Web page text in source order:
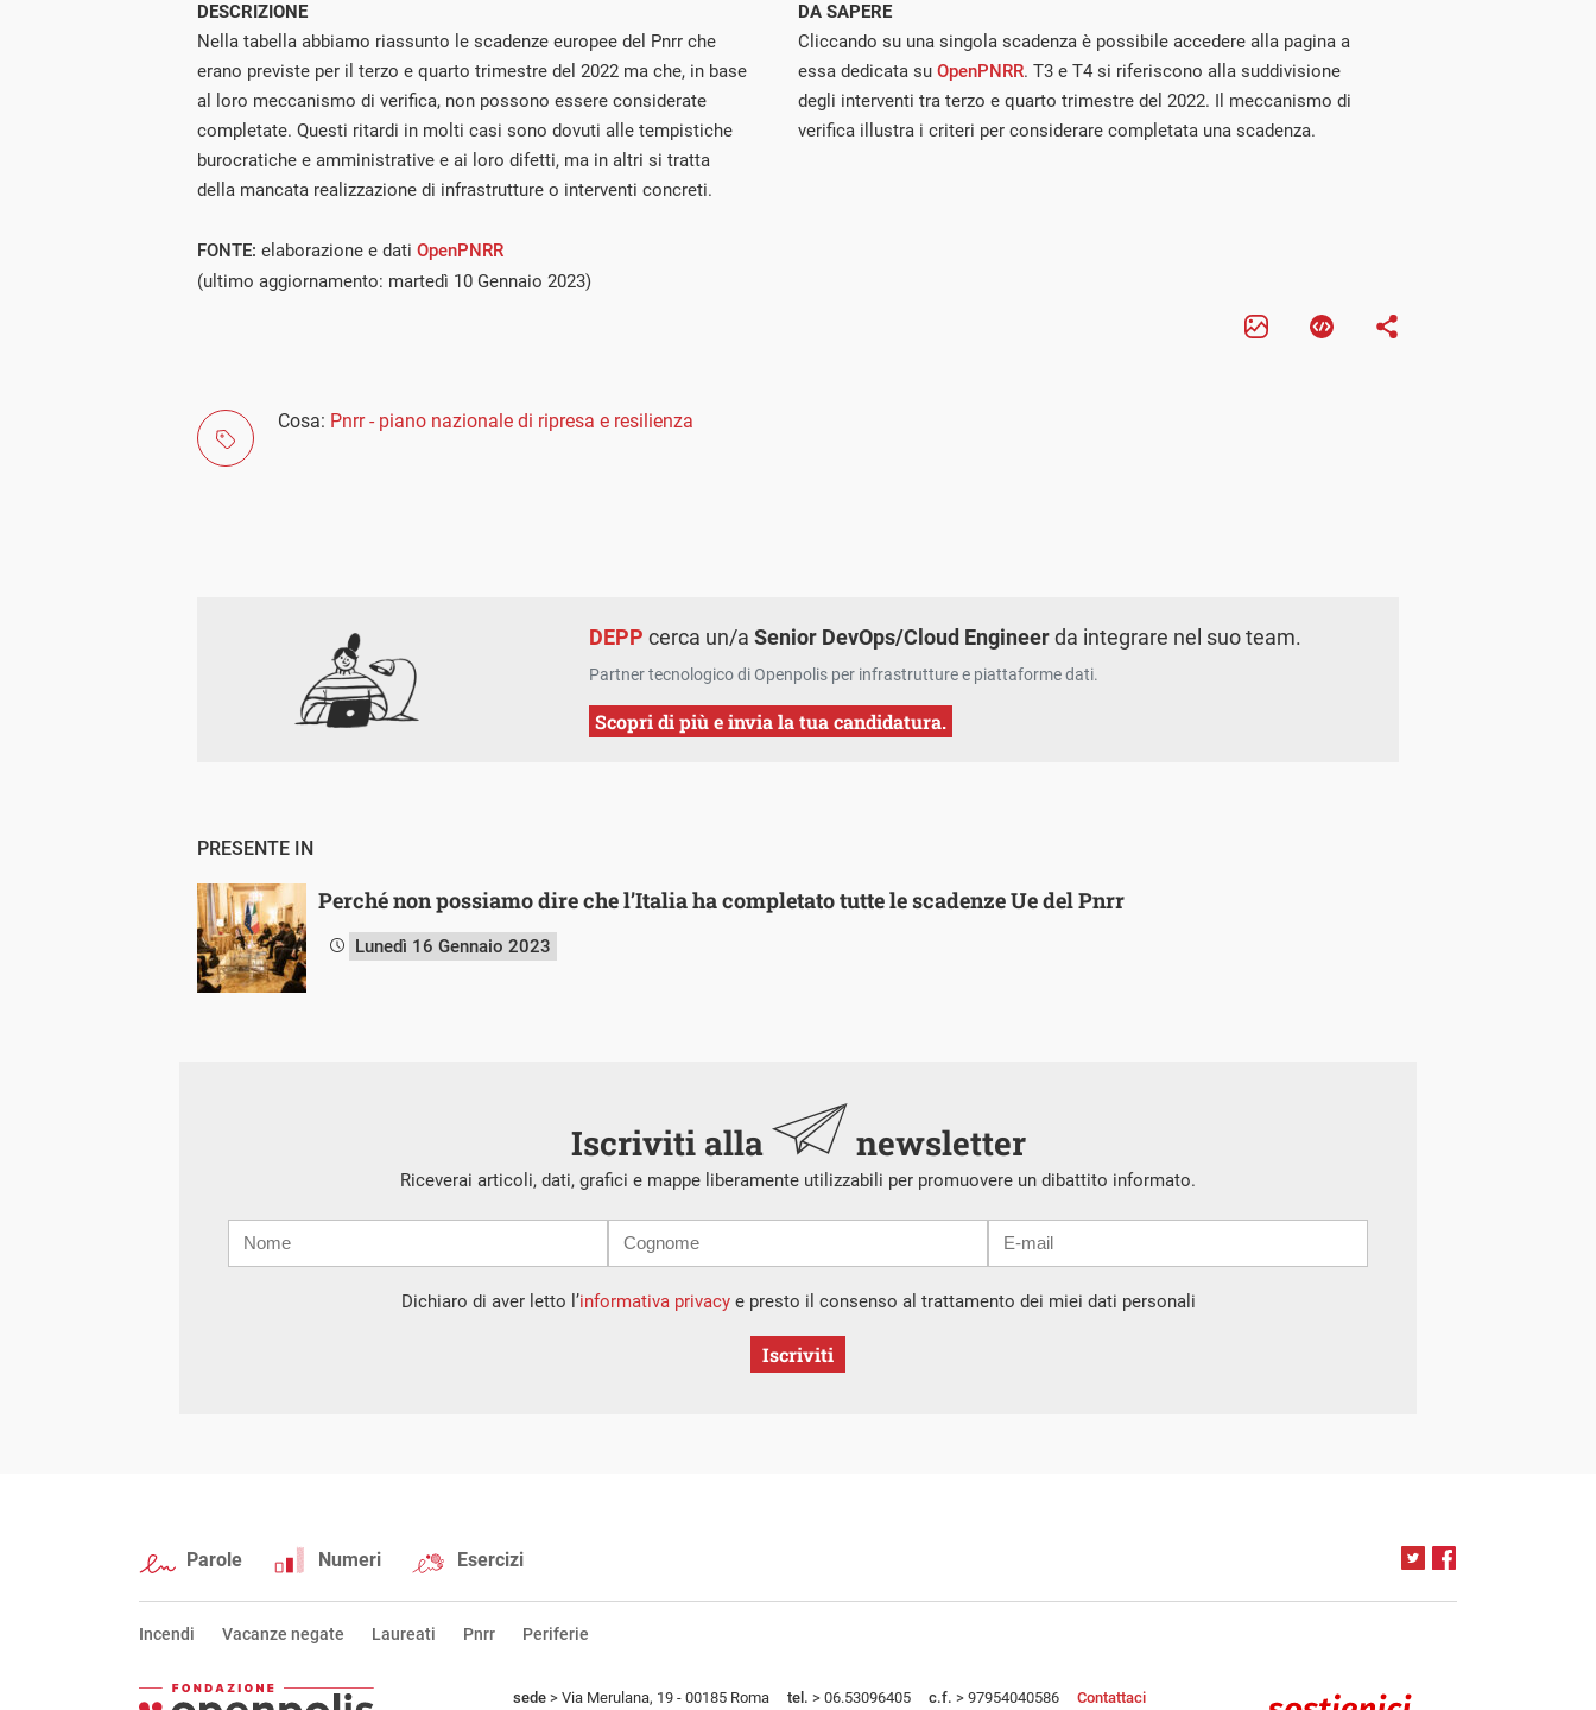
DESCRIZIONE
Nella tabella abbiamo riassunto le scadenze europee del Pnrr che
erano previste per il terzo e quarto trimestre del 2022 ma che, in base
al loro meccanismo di verifica, non possono essere considerate
completate. Questi ritardi in molti casi sono dovuti alle tempistiche
burocratiche e amministrative e ai loro difetti, ma in altri si tratta
della mancata realizzazione di infrastrutture o interventi concreti.
DA SAPERE
Cliccando su una singola scadenza è possibile accedere alla pagina a
essa dedicata su OpenPNRR. T3 e T4 si riferiscono alla suddivisione
degli interventi tra terzo e quarto trimestre del 2022. Il meccanismo di
verifica illustra i criteri per considerare completata una scadenza.
FONTE: elaborazione e dati OpenPNRR
(ultimo aggiornamento: martedì 10 Gennaio 2023)
Cosa: Pnrr - piano nazionale di ripresa e resilienza
DEPP cerca un/aSenior DevOps/Cloud Engineerda integrare nel suo team.
Partner tecnologico di Openpolis per infrastrutture e piattaforme dati.
Scopri di più e invia la tua candidatura.
PRESENTE IN
Perché non possiamo dire che l’Italia ha completato tutte le scadenze Ue del Pnrr
Lunedì 16 Gennaio 2023
Iscriviti alla newsletter
Riceverai articoli, dati, grafici e mappe liberamente utilizzabili per promuovere un dibattito informato.
mail
Dichiaro di aver letto l’informativa privacye presto il consenso al trattamento dei miei dati personali
Iscriviti
Parole Numeri Esercizi
Incendi Vacanze negate Laureati Pnrr Periferie
sede > Via Merulana, 19 - 00185 Roma tel. > 06.53096405 c.f. > 97954040586 Contattaci